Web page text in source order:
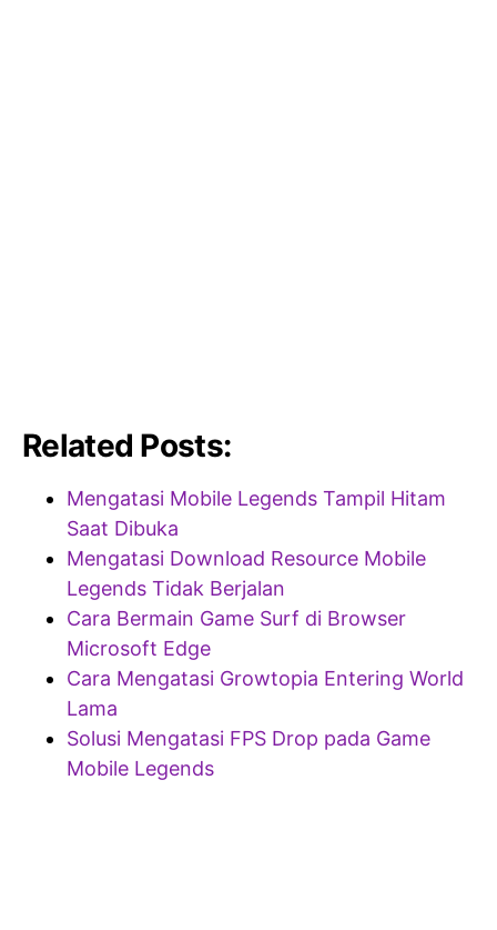
Related Posts:
Mengatasi Mobile Legends Tampil Hitam
Saat Dibuka
Mengatasi Download Resource Mobile
Legends Tidak Berjalan
Cara Bermain Game Surf di Browser
Microsoft Edge
Cara Mengatasi Growtopia Entering World
Lama
Solusi Mengatasi FPS Drop pada Game
Mobile Legends